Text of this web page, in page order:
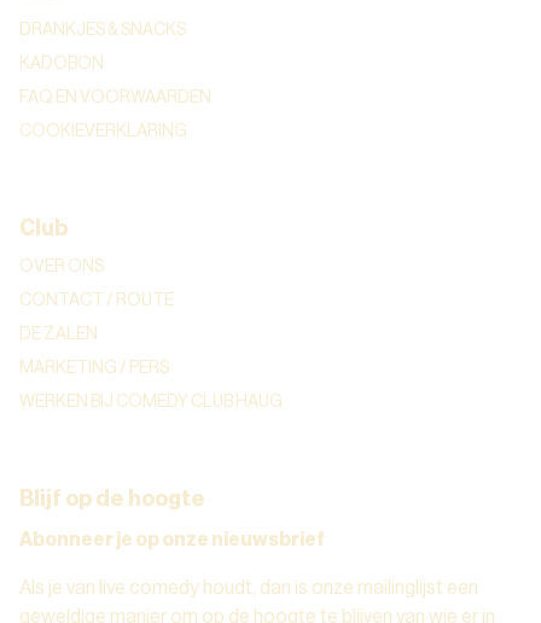
DRANKJES & SNACKS
KADOBON
FAQ EN VOORWAARDEN
COOKIEVERKLARING
Club
OVER ONS
CONTACT / ROUTE
DE ZALEN
MARKETING / PERS
WERKEN BIJ COMEDY CLUB HAUG
Blijf op de hoogte
Abonneer je op onze nieuwsbrief
Als je van live comedy houdt, dan is onze mailinglijst een
geweldige manier om op de hoogte te blijven van wie er in